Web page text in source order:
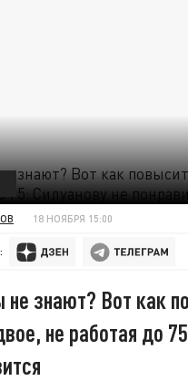
18 НОЯБРЯ 15:00
не знают? Вот как
не работая до